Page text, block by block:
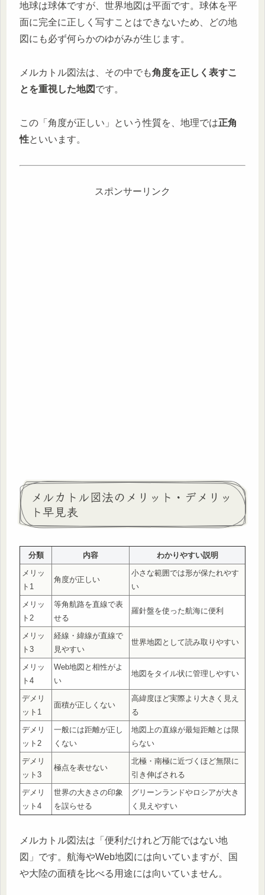
地球は球体ですが、世界地図は平面です。球体を平
面に完全に正しく写すことはできないため、どの地
図にも必ず何らかのゆがみが生じます。
メルカトル図法は、その中でも角度を正しく表すこ
とを重視した地図 です。
この「角度が正しい」という性質を、地理では正角
性といいます。
スポンサーリンク
メルカトル図法のメリット・デメリッ
ト早見表
分類 内容
わかりやすい説明
メリッ
ト1
角度が正しい
小さな範囲では形が保たれやす
い
メリッ
ト2
等角航路を直線で表
せる
羅針盤を使った航海に便利
メリッ
ト3
経線・緯線が直線で
見やすい
世界地図として読み取りやすい
メリッ
ト4
Web地図と相性がよ
い
地図をタイル状に管理しやすい
デメリ
ット1
面積が正しくない
高緯度ほど実際より大きく見え
る
デメリ
ット2
一般には距離が正し
くない
地図上の直線が最短距離とは限
らない
デメリ
ット3
極点を表せない
北極・南極に近づくほど無限に
引き伸ばされる
デメリ
ット4
世界の大きさの印象
を誤らせる
グリーンランドやロシアが大き
く見えやすい
メルカトル図法は「便利だけれど万能ではない地
図」です。航海やWeb地図には向いていますが、国
や大陸の面積を比べる用途には向いていません。